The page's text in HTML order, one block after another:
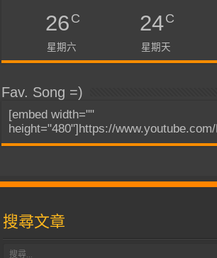
26C
星期六
24C
星期天
Fav. Song =)
[embed width=""
height="480"]https://
搜尋文章